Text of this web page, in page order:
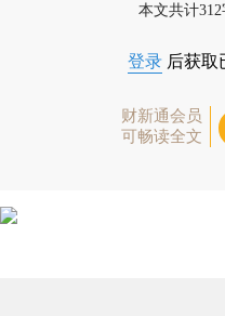
本文共计
登录 后获取
财新通会员
可畅读全文